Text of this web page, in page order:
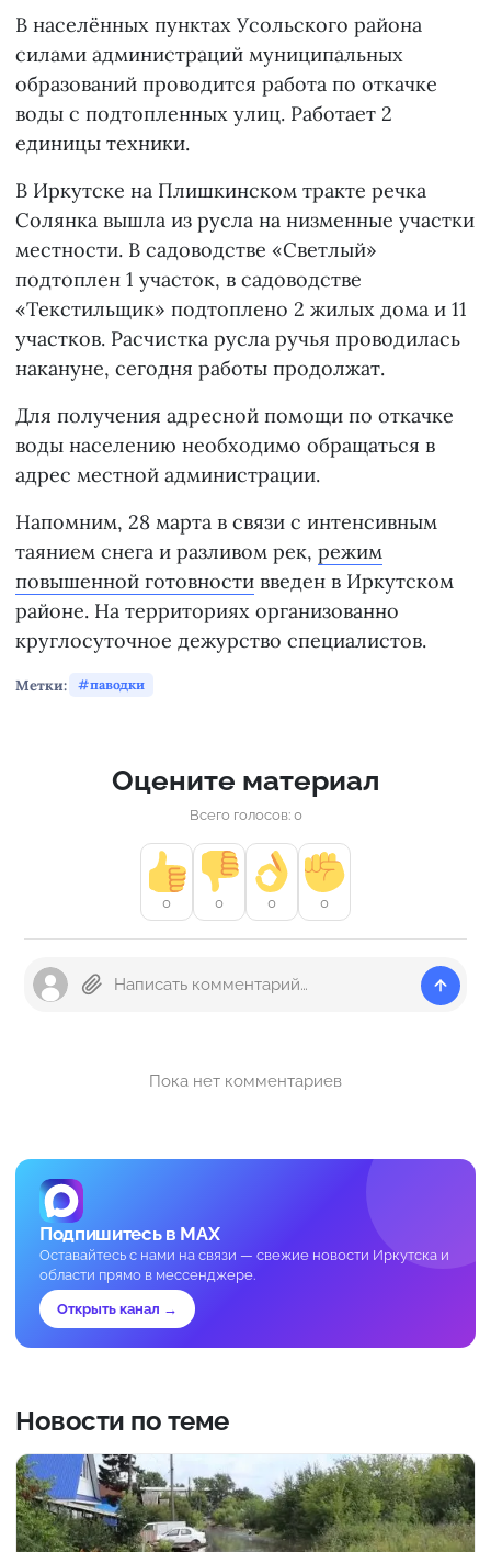
В населённых пунктах Усольского района
силами администраций муниципальных
образований проводится работа по откачке
воды с подтопленных улиц. Работает 2
единицы техники.
В Иркутске на Плишкинском тракте речка
Солянка вышла из русла на низменные участки
местности. В садоводстве «Светлый»
подтоплен 1 участок, в садоводстве
«Текстильщик» подтоплено 2 жилых дома и 11
участков. Расчистка русла ручья проводилась
накануне, сегодня работы продолжат.
Для получения адресной помощи по откачке
воды населению необходимо обращаться в
адрес местной администрации.
Напомним, 28 марта в связи с интенсивным
таянием снега и разливом рек, режим
повышенной готовности введен в Иркутском
районе. На территориях организованно
круглосуточное дежурство специалистов.
Метки: паводки
Оцените материал
Всего голосов: 0
0 0 0 0
Пока нет комментариев
Подпишитесь в MAX
Оставайтесь с нами на связи — свежие новости Иркутска и
области прямо в мессенджере.
Открыть канал →
Новости по теме